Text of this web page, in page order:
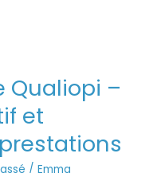
Qualiopi –
et
/ Emma